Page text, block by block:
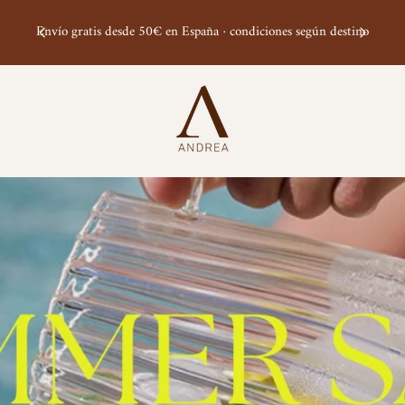
Envío gratis desde 50€ en España · condiciones según destino